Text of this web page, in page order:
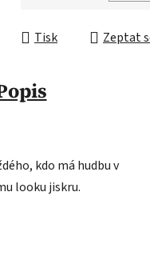
Tisk Zeptat
kdo má hudbu v
looku jiskru.